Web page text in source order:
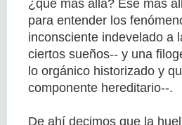
¿qué más allá? Ese más
para entender los
inconsciente indevelado a
ciertos sueños-- y una
lo orgánico historizado y
componente hereditario--.
De ahí decimos que la